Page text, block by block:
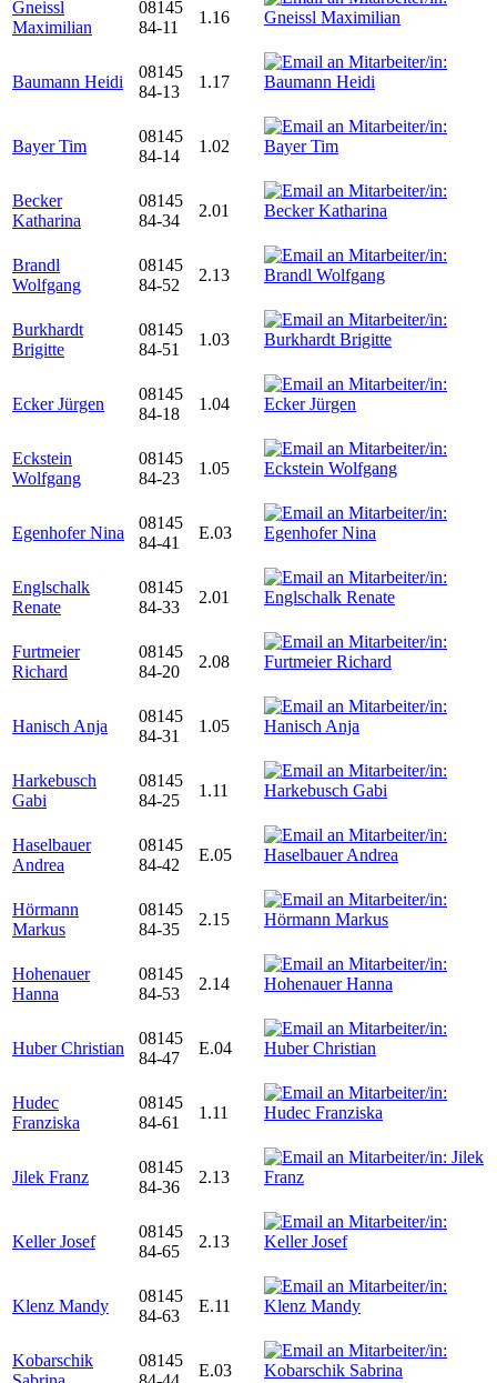
Gneissl
Maximilian
08145
84-11
1.16
Baumann Heidi
08145
84-13
1.17
Bayer Tim
08145
84-14
1.02
Becker
Katharina
08145
84-34
2.01
Brandl
Wolfgang
08145
84-52
2.13
Burkhardt
Brigitte
08145
84-51
1.03
Ecker Jürgen
08145
84-18
1.04
Eckstein
Wolfgang
08145
84-23
1.05
Egenhofer Nina
08145
84-41
E.03
Englschalk
Renate
08145
84-33
2.01
Furtmeier
Richard
08145
84-20
2.08
Hanisch Anja
08145
84-31
1.05
Harkebusch
Gabi
08145
84-25
1.11
Haselbauer
Andrea
08145
84-42
E.05
Hörmann
Markus
08145
84-35
2.15
Hohenauer
Hanna
08145
84-53
2.14
Huber Christian
08145
84-47
E.04
Hudec
Franziska
08145
84-61
1.11
Jilek Franz
08145
84-36
2.13
Keller Josef
08145
84-65
2.13
Klenz Mandy
08145
84-63
E.11
Kobarschik
08145
E.03